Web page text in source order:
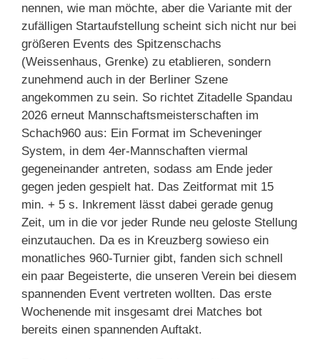
nennen, wie man möchte, aber die Variante mit der
zufälligen Startaufstellung scheint sich nicht nur bei
größeren Events des Spitzenschachs
(Weissenhaus, Grenke) zu etablieren, sondern
zunehmend auch in der Berliner Szene
angekommen zu sein. So richtet Zitadelle Spandau
2026 erneut Mannschaftsmeisterschaften im
Schach960 aus: Ein Format im Scheveninger
System, in dem 4er-Mannschaften viermal
gegeneinander antreten, sodass am Ende jeder
gegen jeden gespielt hat. Das Zeitformat mit 15
min. + 5 s. Inkrement lässt dabei gerade genug
Zeit, um in die vor jeder Runde neu geloste Stellung
einzutauchen. Da es in Kreuzberg sowieso ein
monatliches 960-Turnier gibt, fanden sich schnell
ein paar Begeisterte, die unseren Verein bei diesem
spannenden Event vertreten wollten. Das erste
Wochenende mit insgesamt drei Matches bot
bereits einen spannenden Auftakt.